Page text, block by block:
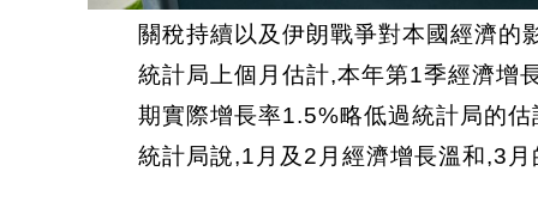
關稅持續以及伊朗戰爭對本國經濟的
統計局上個月估計,本年第1季經濟增
期實際增長率1.5%略低過統計局的估
統計局說,1月及2月經濟增長溫和,3